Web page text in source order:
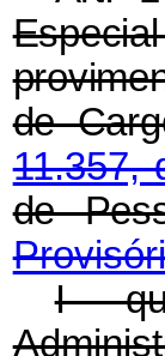
de
11.357,
de
I -